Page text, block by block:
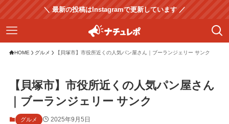
＼ 最新の投稿はInstagramで更新しています ／
HOME グルメ 【貝塚市】市役所近くの人気パン屋さん｜ブーランジェリー サンク
【貝塚市】市役所近くの人気パン屋さん
｜ブーランジェリー サンク
グルメ
2025年9月5日